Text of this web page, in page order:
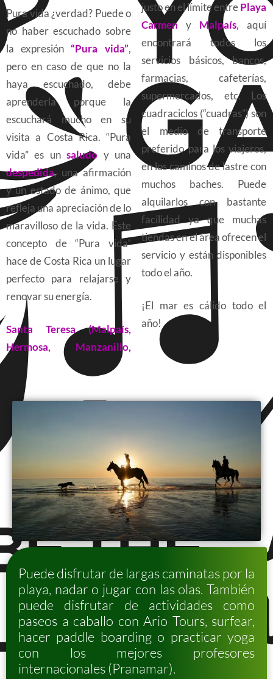
Pura vida ¿verdad? Puede o
no haber escuchado sobre
la expresión “Pura vida”,
pero en caso de que no la
haya escuchado, debe
aprenderla porque la
escuchará mucho en su
visita a Costa Rica. “Pura
vida” es un saludo y una
despedida, una afirmación
y un estado de ánimo, que
refleja una apreciación de lo
maravilloso de la vida. Este
concepto de “Pura vida”
hace de Costa Rica un lugar
perfecto para relajarse y
renovar su energía.
Santa Teresa (Malpaís,
Hermosa, Manzanillo,
justo en el límite entrePlaya
Carmeny Malpaís, aquí
encontrará todos los
servicios básicos, bancos,
farmacias, cafeterías,
supermercados, etc. Los
cuadraciclos (“cuadras”) son
el medio de transporte
preferido para los viajeros,
en los caminos de lastre con
muchos baches. Puede
alquilarlos con bastante
facilidad ya que muchas
tiendas en el área ofrecen el
servicio y están disponibles
todo el año.
¡El mar es cálido todo el
año!
Puede disfrutar de largas caminatas por la
playa, nadar o jugar con las olas. También
puede disfrutar de actividades como
paseos a caballo con Ario Tours, surfear,
hacer paddle boarding o practicar yoga
con los mejores profesores
internacionales (Pranamar).